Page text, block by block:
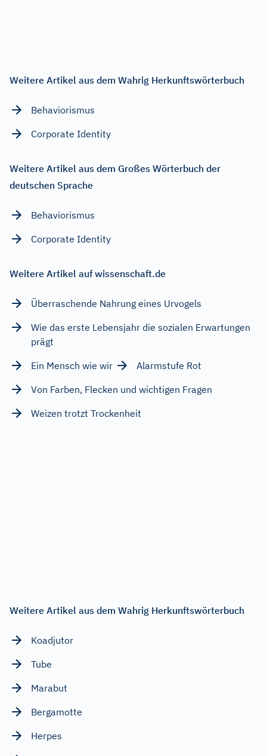
Weitere Artikel aus dem Wahrig Herkunftswörterbuch
Behaviorismus
Corporate Identity
Weitere Artikel aus dem Großes Wörterbuch der
deutschen Sprache
Behaviorismus
Corporate Identity
Weitere Artikel auf wissenschaft.de
Überraschende Nahrung eines Urvogels
Wie das erste Lebensjahr die sozialen Erwartungen
prägt
Ein Mensch wie wir
Alarmstufe Rot
Von Farben, Flecken und wichtigen Fragen
Weizen trotzt Trockenheit
Weitere Artikel aus dem Wahrig Herkunftswörterbuch
Koadjutor
Tube
Marabut
Bergamotte
Herpes